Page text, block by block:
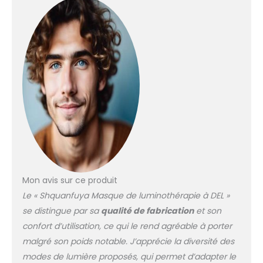
types de peau. 3. Il est
recommandé d'utiliser
la photothérapie
faciale 3 à 4 fois par
semaine, avec un
temps d'utilisation
unique de 10 à 20
minutes. Remarque : ne
pas l'utiliser lors de la
charge 4. Le masque
est réutilisable et
yeux lors de l'utilisation
et éviter l'inconfort
oculaire causé par une
exposition à la lumière.
Il est léger, confortable
Mon avis sur ce produit
Le « Shquanfuya Masque de luminothérapie à DEL »
se distingue par sa qualité de fabricationet son
confort d’utilisation, ce qui le rend agréable à porter
malgré son poids notable. J’apprécie la diversité des
modes de lumière proposés, qui permet d’adapter le